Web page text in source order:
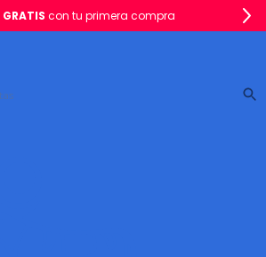
GRATIS con tu primera compra